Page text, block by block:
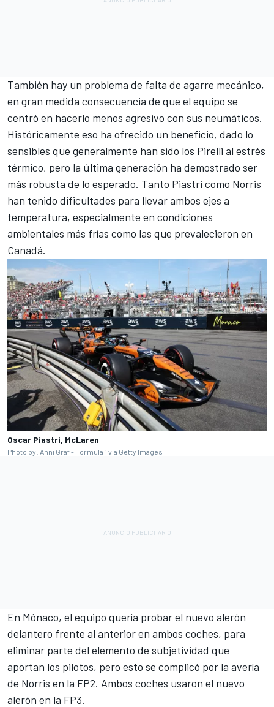
También hay un problema de falta de agarre mecánico,
en gran medida consecuencia de que el equipo se
centró en hacerlo menos agresivo con sus neumáticos.
Históricamente eso ha ofrecido un beneficio, dado lo
sensibles que generalmente han sido los Pirelli al estrés
térmico, pero la última generación ha demostrado ser
más robusta de lo esperado. Tanto Piastri como Norris
han tenido dificultades para llevar ambos ejes a
temperatura, especialmente en condiciones
ambientales más frías como las que prevalecieron en
Canadá.
Oscar Piastri, McLaren
Photo by: Anni Graf - Formula 1 via Getty Images
En Mónaco, el equipo quería probar el nuevo alerón
delantero frente al anterior en ambos coches, para
eliminar parte del elemento de subjetividad que
aportan los pilotos, pero esto se complicó por la avería
de Norris en la FP2. Ambos coches usaron el nuevo
alerón en la FP3.